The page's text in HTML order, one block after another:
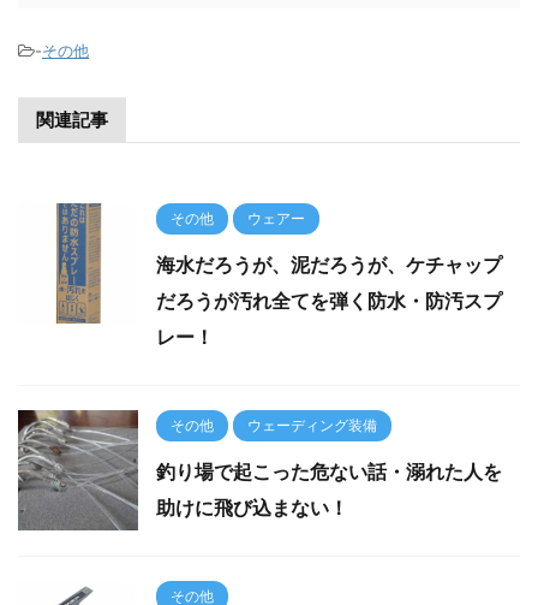
-その他
関連記事
その他 ウェアー
海水だろうが、泥だろうが、ケチャップ
だろうが汚れ全てを弾く防水・防汚スプ
レー！
その他 ウェーディング装備
釣り場で起こった危ない話・溺れた人を
助けに飛び込まない！
その他